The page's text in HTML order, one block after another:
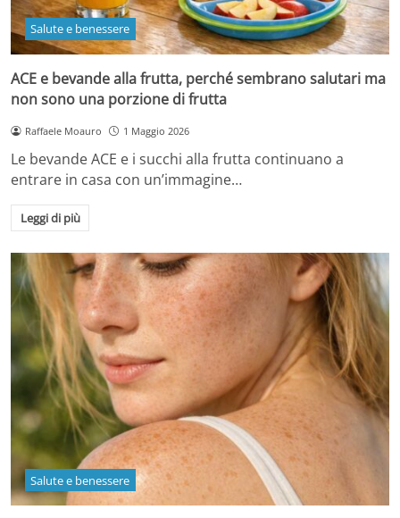
Salute e benessere
ACE e bevande alla frutta, perché sembrano salutari ma
non sono una porzione di frutta
Raffaele Moauro 1 Maggio 2026
Le bevande ACE e i succhi alla frutta continuano a
entrare in casa con un’immagine…
Leggi di più
Salute e benessere